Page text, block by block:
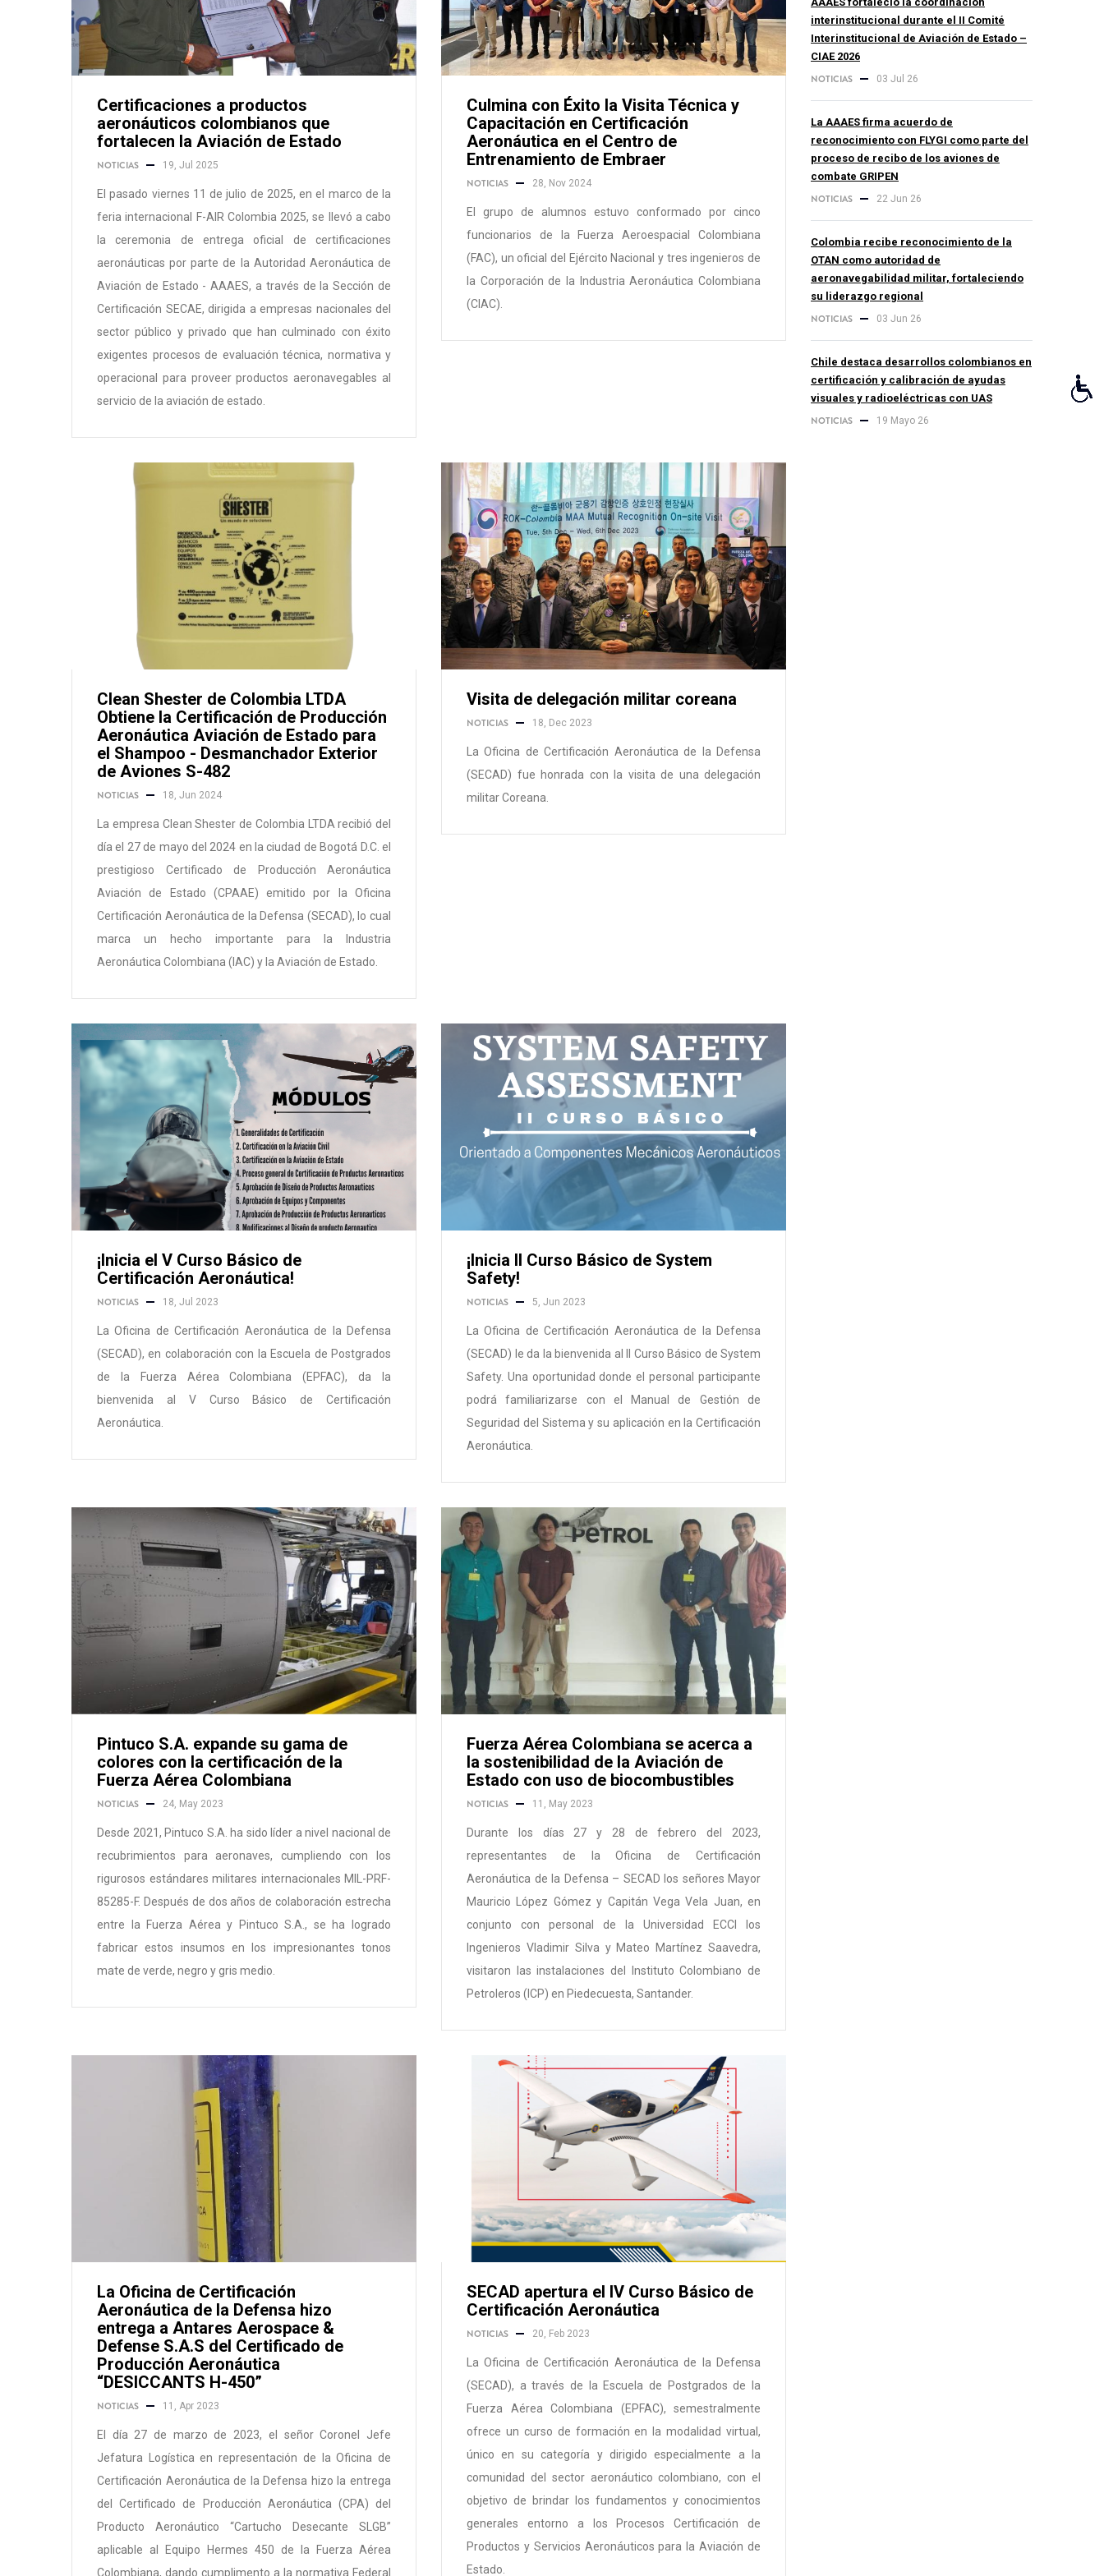
Certificaciones a productos
aeronáuticos colombianos que
fortalecen la Aviación de Estado
NOTICIAS 19, Jul 2025
El pasado viernes 11 de julio de 2025, en el marco de la
feria internacional F-AIR Colombia 2025, se llevó a cabo
la ceremonia de entrega oficial de certificaciones
aeronáuticas por parte de la Autoridad Aeronáutica de
Aviación de Estado - AAAES, a través de la Sección de
Certificación SECAE, dirigida a empresas nacionales del
sector público y privado que han culminado con éxito
exigentes procesos de evaluación técnica, normativa y
operacional para proveer productos aeronavegables al
servicio de la aviación de estado.
Culmina con Éxito la Visita Técnica y
Capacitación en Certificación
Aeronáutica en el Centro de
Entrenamiento de Embraer
NOTICIAS 28, Nov 2024
El grupo de alumnos estuvo conformado por cinco
funcionarios de la Fuerza Aeroespacial Colombiana
(FAC), un oficial del Ejército Nacional y tres ingenieros de
la Corporación de la Industria Aeronáutica Colombiana
(CIAC).
Clean Shester de Colombia LTDA
Obtiene la Certificación de Producción
Aeronáutica Aviación de Estado para
el Shampoo - Desmanchador Exterior
de Aviones S-482
NOTICIAS 18, Jun 2024
La empresa Clean Shester de Colombia LTDA recibió del
día el 27 de mayo del 2024 en la ciudad de Bogotá D.C. el
prestigioso Certificado de Producción Aeronáutica
Aviación de Estado (CPAAE) emitido por la Oficina
Certificación Aeronáutica de la Defensa (SECAD), lo cual
marca un hecho importante para la Industria
Aeronáutica Colombiana (IAC) y la Aviación de Estado.
Visita de delegación militar coreana
NOTICIAS 18, Dec 2023
La Oficina de Certificación Aeronáutica de la Defensa
(SECAD) fue honrada con la visita de una delegación
militar Coreana.
¡Inicia el V Curso Básico de
Certificación Aeronáutica!
NOTICIAS 18, Jul 2023
La Oficina de Certificación Aeronáutica de la Defensa
(SECAD), en colaboración con la Escuela de Postgrados
de la Fuerza Aérea Colombiana (EPFAC), da la
bienvenida al V Curso Básico de Certificación
Aeronáutica.
¡Inicia II Curso Básico de System
Safety!
NOTICIAS 5, Jun 2023
La Oficina de Certificación Aeronáutica de la Defensa
(SECAD) le da la bienvenida al II Curso Básico de System
Safety. Una oportunidad donde el personal participante
podrá familiarizarse con el Manual de Gestión de
Seguridad del Sistema y su aplicación en la Certificación
Aeronáutica.
Pintuco S.A. expande su gama de
colores con la certificación de la
Fuerza Aérea Colombiana
NOTICIAS 24, May 2023
Desde 2021, Pintuco S.A. ha sido líder a nivel nacional de
recubrimientos para aeronaves, cumpliendo con los
rigurosos estándares militares internacionales MIL-PRF-
85285-F. Después de dos años de colaboración estrecha
entre la Fuerza Aérea y Pintuco S.A., se ha logrado
fabricar estos insumos en los impresionantes tonos
mate de verde, negro y gris medio.
Fuerza Aérea Colombiana se acerca a
la sostenibilidad de la Aviación de
Estado con uso de biocombustibles
NOTICIAS 11, May 2023
Durante los días 27 y 28 de febrero del 2023,
representantes de la Oficina de Certificación
Aeronáutica de la Defensa – SECAD los señores Mayor
Mauricio López Gómez y Capitán Vega Vela Juan, en
conjunto con personal de la Universidad ECCI los
Ingenieros Vladimir Silva y Mateo Martínez Saavedra,
visitaron las instalaciones del Instituto Colombiano de
Petroleros (ICP) en Piedecuesta, Santander.
La Oficina de Certificación
Aeronáutica de la Defensa hizo
entrega a Antares Aerospace &
Defense S.A.S del Certificado de
Producción Aeronáutica
“DESICCANTS H-450”
NOTICIAS 11, Apr 2023
El día 27 de marzo de 2023, el señor Coronel Jefe
Jefatura Logística en representación de la Oficina de
Certificación Aeronáutica de la Defensa hizo la entrega
del Certificado de Producción Aeronáutica (CPA) del
Producto Aeronáutico “Cartucho Desecante SLGB”
aplicable al Equipo Hermes 450 de la Fuerza Aérea
Colombiana, dando cumplimento a la normativa Federal
SECAD apertura el IV Curso Básico de
Certificación Aeronáutica
NOTICIAS 20, Feb 2023
La Oficina de Certificación Aeronáutica de la Defensa
(SECAD), a través de la Escuela de Postgrados de la
Fuerza Aérea Colombiana (EPFAC), semestralmente
ofrece un curso de formación en la modalidad virtual,
único en su categoría y dirigido especialmente a la
comunidad del sector aeronáutico colombiano, con el
objetivo de brindar los fundamentos y conocimientos
generales entorno a los Procesos Certificación de
Productos y Servicios Aeronáuticos para la Aviación de
Estado.
interinstitucional durante el II Comité
Interinstitucional de Aviación de Estado –
CIAE 2026
NOTICIAS 03 Jul 26
La AAAES firma acuerdo de
reconocimiento con FLYGI como parte del
proceso de recibo de los aviones de
combate GRIPEN
NOTICIAS 22 Jun 26
Colombia recibe reconocimiento de la
OTAN como autoridad de
aeronavegabilidad militar, fortaleciendo
su liderazgo regional
NOTICIAS 03 Jun 26
Chile destaca desarrollos colombianos en
certificación y calibración de ayudas
visuales y radioeléctricas con UAS
NOTICIAS 19 Mayo 26